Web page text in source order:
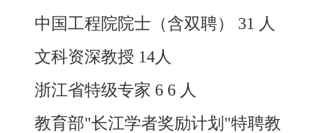
中国工程院院士（含双聘） 31 人
文科资深教授 14人
浙江省特级专家 6 6 人
教育部"长江学者奖励计划"特聘教